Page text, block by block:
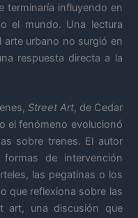
terminaría influyendo en
el mundo. Una lectura
arte urbano no surgió en
respuesta directa a la
Street Art, de Cedar
el fenómeno evolucionó
sobre trenes. El autor
de intervención
las pegatinas o los
que reflexiona sobre las
art, una discusión que